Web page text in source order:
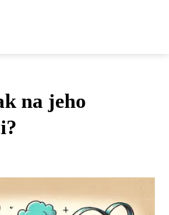
na jeho